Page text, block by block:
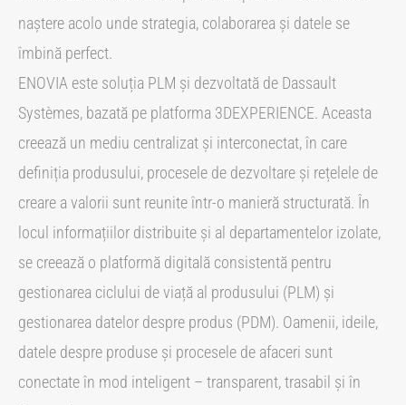
naștere acolo unde strategia, colaborarea și datele se
îmbină perfect.
ENOVIA este soluția PLM și dezvoltată de Dassault
Systèmes, bazată pe platforma 3DEXPERIENCE. Aceasta
creează un mediu centralizat și interconectat, în care
definiția produsului, procesele de dezvoltare și rețelele de
creare a valorii sunt reunite într-o manieră structurată. În
locul informațiilor distribuite și al departamentelor izolate,
se creează o platformă digitală consistentă pentru
gestionarea ciclului de viață al produsului (PLM) și
gestionarea datelor despre produs (PDM). Oamenii, ideile,
datele despre produse și procesele de afaceri sunt
conectate în mod inteligent – transparent, trasabil și în